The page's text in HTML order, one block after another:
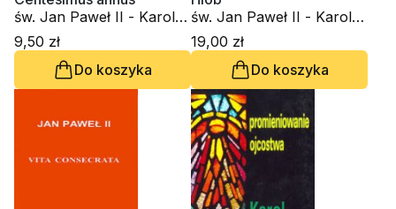
św. Jan Paweł II - Karol
Wojtyła
9,50 zł
Do koszyka
św. Jan Paweł II - Karol
Wojtyła
19,00 zł
Do koszyka